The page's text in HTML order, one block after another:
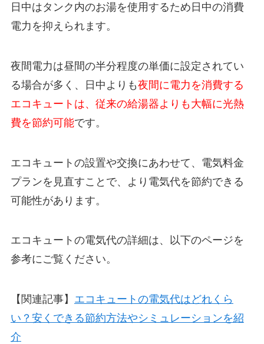
日中はタンク内のお湯を使用するため日中の消費
電力を抑えられます。
夜間電力は昼間の半分程度の単価に設定されてい
る場合が多く、日中よりも夜間に電力を消費する
エコキュートは、従来の給湯器よりも大幅に光熱
費を節約可能です。
エコキュートの設置や交換にあわせて、電気料金
プランを見直すことで、より電気代を節約できる
可能性があります。
エコキュートの電気代の詳細は、以下のページを
参考にご覧ください。
【関連記事】 エコキュートの電気代はどれくら
い？安くできる節約方法やシミュレーションを紹
介